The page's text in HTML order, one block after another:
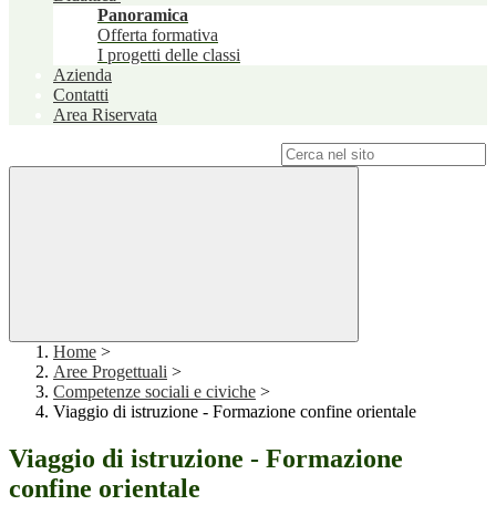
Panoramica
Offerta formativa
I progetti delle classi
Azienda
Contatti
Area Riservata
Home >
Aree Progettuali >
Competenze sociali e civiche >
Viaggio di istruzione - Formazione confine orientale
Viaggio di istruzione - Formazione
confine orientale